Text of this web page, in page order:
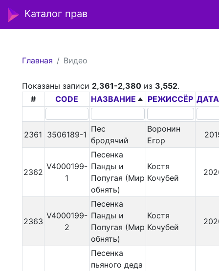
Каталог прав
Главная Видео
Показаны записи 2,361-2,380из 3,552.
#
CODE НАЗВАНИЕ РЕЖИССЁР
2361 3506189-1
Пес
бродячий
Воронин
Егор
2362
V4000199-
1
Песенка
Панды и
Попугая (Мир
обнять)
Костя
Кочубей
2363
V4000199-
2
Песенка
Панды и
Попугая (Мир
обнять)
Костя
Кочубей
Песенка
пьяного деда